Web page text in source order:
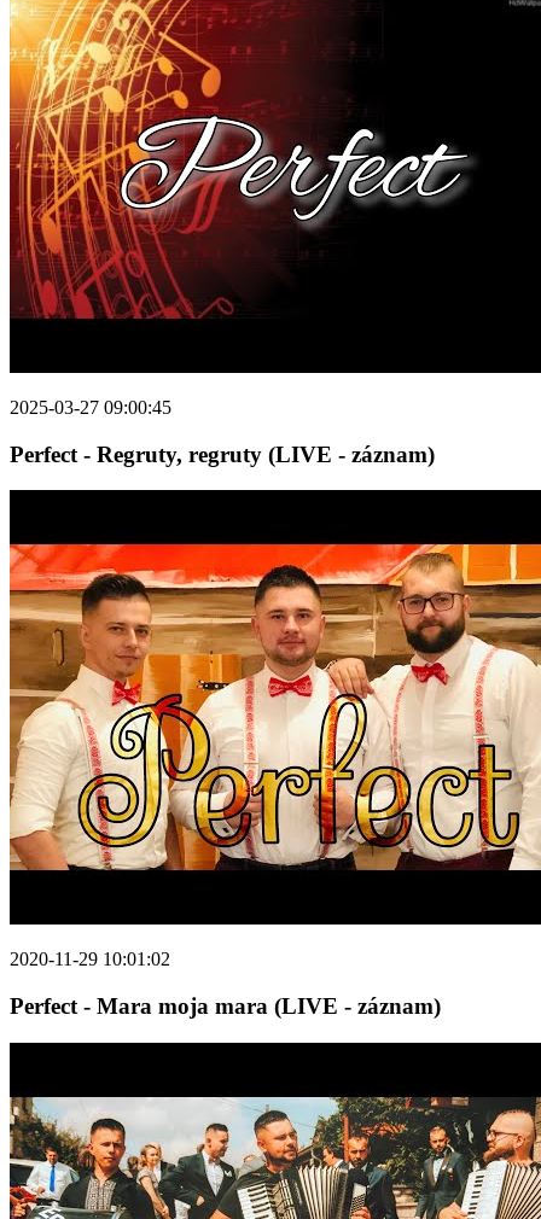
2025-03-27 09:00:45
Perfect - Regruty, regruty (LIVE - záznam)
2020-11-29 10:01:02
Perfect - Mara moja mara (LIVE - záznam)